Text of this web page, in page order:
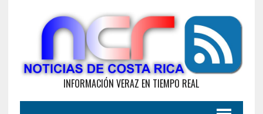
INFORMACIÓN VERAZ EN TIEMPO REAL